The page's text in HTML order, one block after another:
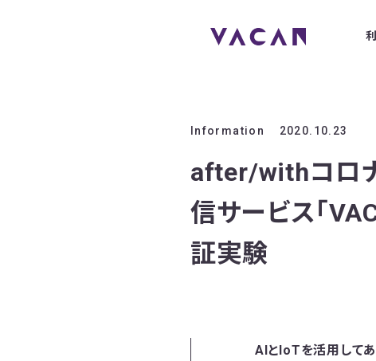
Information 2020.10.23
after/withコロ
信サービス「
証実験
AIとIoTを活用して